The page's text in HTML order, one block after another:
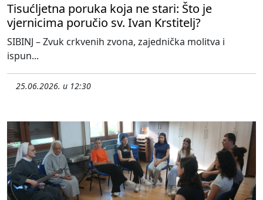
Tisućljetna poruka koja ne stari: Što je
vjernicima poručio sv. Ivan Krstitelj?
SIBINJ – Zvuk crkvenih zvona, zajednička molitva i
ispun...
25.06.2026. u 12:30